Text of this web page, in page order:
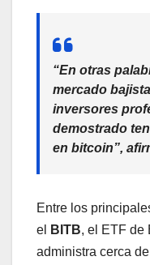
“En otras
mercado
inversores
demostrado
en bitcoin”,
Entre los
el
BITB, el ETF de
administra cerca de